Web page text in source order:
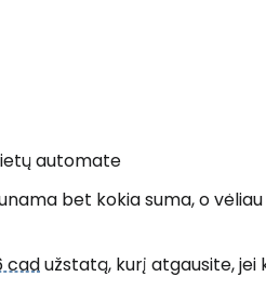
automate
bet kokia suma, o
cadužstatą, kurį atgausite,